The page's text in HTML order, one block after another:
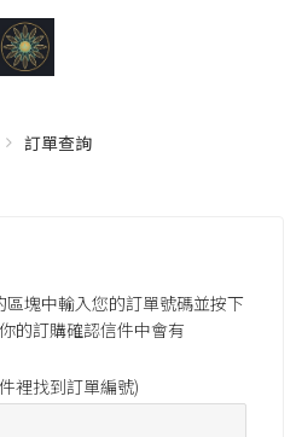
訂單查詢
塊中輸入您的訂單號碼並按下
的訂購確認信件中會有
裡找到訂單編號)